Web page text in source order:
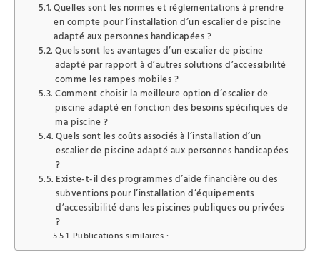
Quelles sont les normes et réglementations à prendre
en compte pour l’installation d’un escalier de piscine
adapté aux personnes handicapées ?
Quels sont les avantages d’un escalier de piscine
adapté par rapport à d’autres solutions d’accessibilité
comme les rampes mobiles ?
Comment choisir la meilleure option d’escalier de
piscine adapté en fonction des besoins spécifiques de
ma piscine ?
Quels sont les coûts associés à l’installation d’un
escalier de piscine adapté aux personnes handicapées
?
Existe-t-il des programmes d’aide financière ou des
subventions pour l’installation d’équipements
d’accessibilité dans les piscines publiques ou privées
?
Publications similaires :